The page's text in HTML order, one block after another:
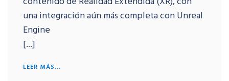
una integración aún más completa con Unreal
Engine
[...]
LEER MÁS...